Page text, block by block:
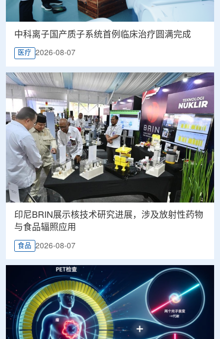
中科离子国产质子系统首例临床治疗圆满完成
医疗 2026-08-07
印尼BRIN展示核技术研究进展，涉及放射性药物
与食品辐照应用
食品 2026-08-07